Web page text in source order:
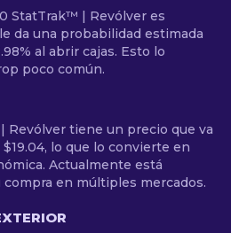
StatTrak™ | Revólver es
da una probabilidad estimada
al abrir cajas. Esto lo
poco común.
Revólver tiene un precio que va
lo que lo convierte en
Actualmente está
en múltiples mercados.